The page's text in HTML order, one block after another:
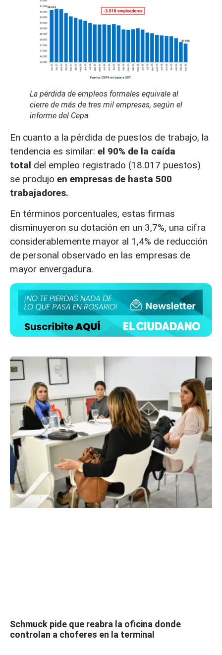
La pérdida de empleos formales equivale al
cierre de más de tres mil empresas, según el
informe del Cepa.
En cuanto a la pérdida de puestos de trabajo, la
tendencia es similar: el 90% de la caída
total del empleo registrado (18.017 puestos)
se produjo en empresas de hasta 500
trabajadores.
En términos porcentuales, estas firmas
disminuyeron su dotación en un 3,7%, una cifra
considerablemente mayor al 1,4% de reducción
de personal observado en las empresas de
mayor envergadura.
Schmuck pide que reabra la oficina donde
controlan a choferes en la terminal